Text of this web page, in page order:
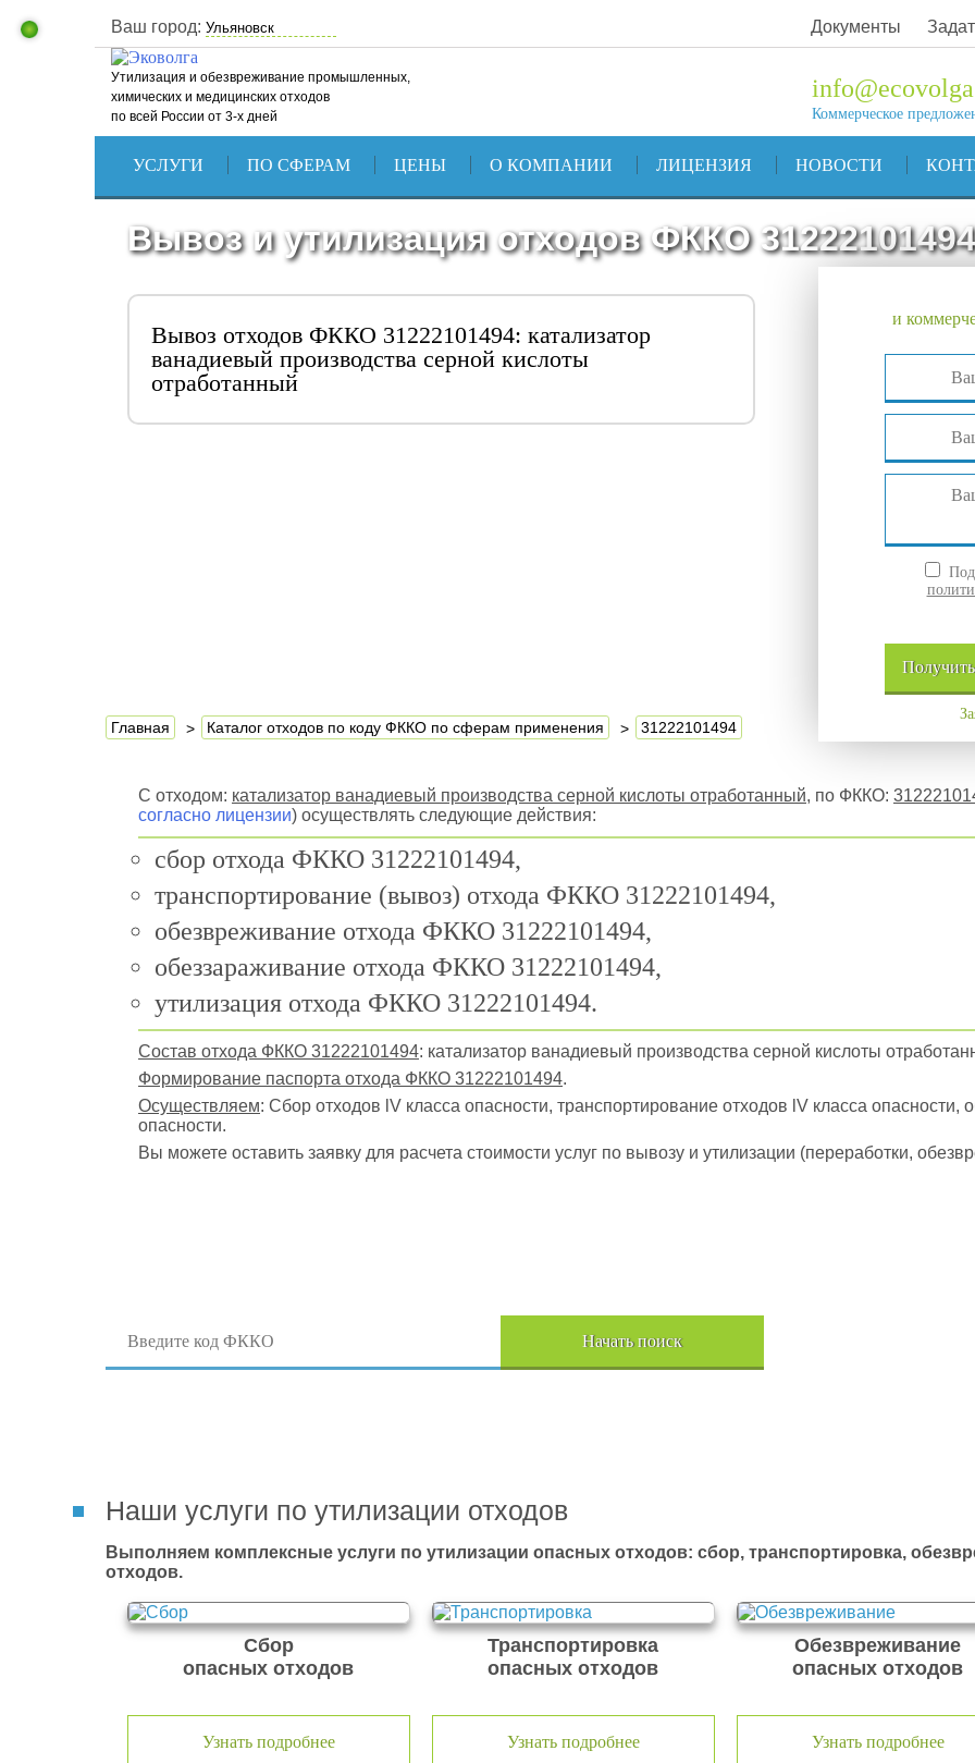
Ваш город: Документы
Утилизация и обезвреживание промышленных,
химических и медицинских отходов
по всей России от 3-х дней
Коммерческое
УСЛУГИ ПО СФЕРАМ ЦЕНЫ О КОМПАНИИ ЛИЦЕНЗИЯ НОВОСТИ
Вывоз и утилизация отходов ФККО 31222101494
Вывоз отходов ФККО 31222101494: катализатор
ванадиевый производства серной кислоты
отработанный
и
Получить
Главная Каталог отходов по коду ФККО по сферам применения 31222101494
С отходом: катализатор ванадиевый производства серной кислоты отработанный, по ФККО:
согласно лицензии) осуществлять следующие действия:
сбор отхода ФККО 31222101494,
транспортирование (вывоз) отхода ФККО 31222101494,
обезвреживание отхода ФККО 31222101494,
обеззараживание отхода ФККО 31222101494,
утилизация отхода ФККО 31222101494.
Состав отхода ФККО 31222101494: катализатор ванадиевый производства серной кислоты
Формирование паспорта отхода ФККО 31222101494.
Осуществляем: Сбор отходов lV класса опасности, транспортирование отходов lV класса опасности,
опасности.
Вы можете оставить заявку для расчета стоимости услуг по вывозу и утилизации (переработки,
Начать поиск
Наши услуги по утилизации отходов
Выполняем комплексные услуги по утилизации опасных отходов: сбор, транспортировка,
отходов.
Сбор
опасных отходов
Узнать подробнее
Транспортировка
опасных отходов
Узнать подробнее
Обезвреживание
опасных отходов
Узнать подробнее